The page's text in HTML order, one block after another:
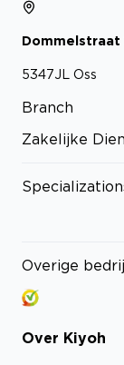
Dommelstraat
5347JL Oss
Branch
Zakelijke
Overige
Over Kiyoh